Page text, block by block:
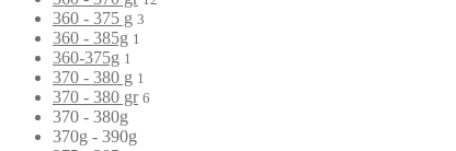
360 - 375 g 3
360 - 385g 1
360-375g 1
370 - 380 g 1
370 - 380 gr 6
370 - 380g
370g - 390g